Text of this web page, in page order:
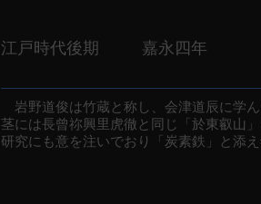
江戸時代後期 嘉永四年
岩野道俊は竹蔵と称し、会津道辰に学
茎には長曾祢興里虎徹と同じ「於東叡山
研究にも意を注いでおり「炭素鉄」と添え